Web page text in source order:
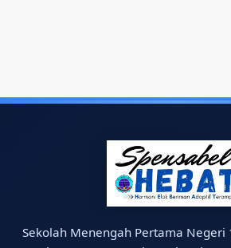
Sekolah Menengah Pertama Negeri